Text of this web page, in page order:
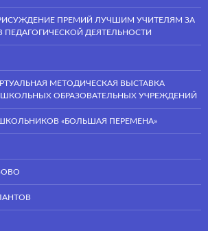
ПРЕМИЙ ЛУЧШИМ УЧИТЕЛЯМ ЗА
ДЕЯТЕЛЬНОСТИ
МЕТОДИЧЕСКАЯ ВЫСТАВКА
ОБРАЗОВАТЕЛЬНЫХ УЧРЕЖДЕНИЙ
«БОЛЬШАЯ ПЕРЕМЕНА»